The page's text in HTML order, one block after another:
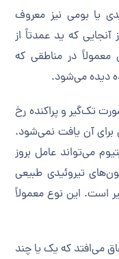
یا بومی نیز معروف
که ید عمدتاً از
معمولاً در مناطقی که
دیده می‌شود.
تک‌گیر و پراکنده رخ
آن یافت نمی‌شود.
می‌تواند عامل بروز
تیروئیدی طبیعی
است. این نوع معمولاً
می‌افتد که یک یا چند